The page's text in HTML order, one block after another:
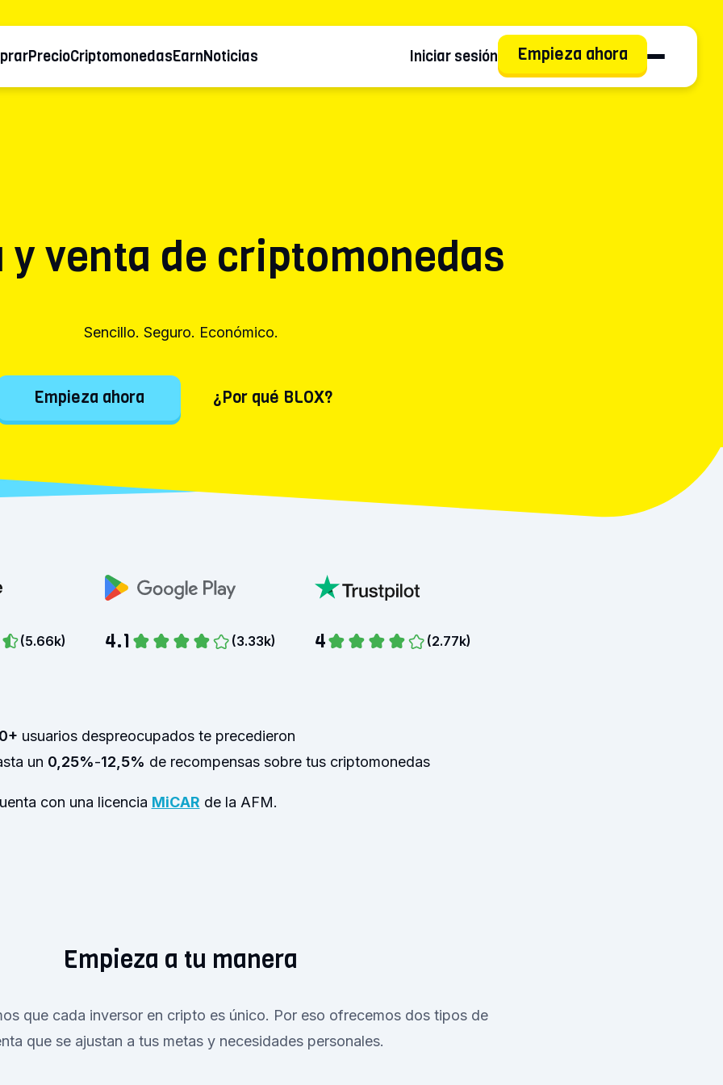
PrecioCriptomonedasEarnNoticias Iniciar sesión Empieza ahora
y venta de criptomonedas
Sencillo. Seguro. Económico.
Empieza ahora ¿Por qué BLOX?
(5.66k) 4.1 (3.33k) 4 (2.77k)
usuarios despreocupados te precedieron
un 0,25%-12,5% de recompensas sobre tus criptomonedas
con una licencia MiCAR de la AFM.
Empieza a tu manera
que cada inversor en cripto es único. Por eso ofrecemos dos tipos de
que se ajustan a tus metas y necesidades personales.